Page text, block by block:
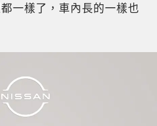
一樣了，車內長的一樣也